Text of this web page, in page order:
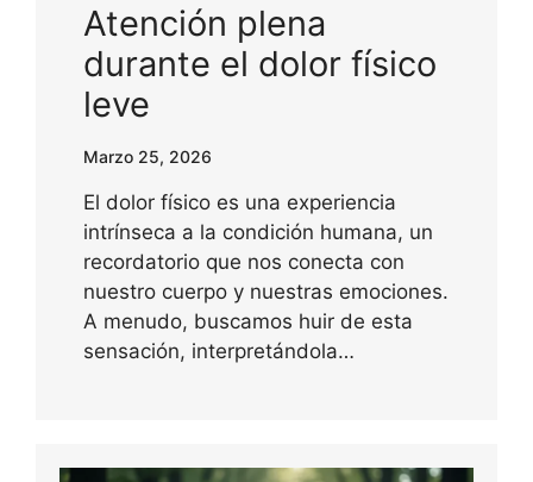
Atención plena
durante el dolor físico
leve
Marzo 25, 2026
El dolor físico es una experiencia
intrínseca a la condición humana, un
recordatorio que nos conecta con
nuestro cuerpo y nuestras emociones.
A menudo, buscamos huir de esta
sensación, interpretándola…